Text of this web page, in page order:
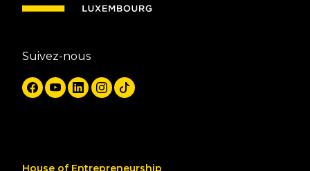
Suivez-nous
House of Entrepreneurship